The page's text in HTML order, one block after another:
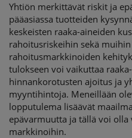
Yhtiön merkittävät riskit ja
pääasiassa tuotteiden
keskeisten raaka-aineiden
rahoitusriskeihin sekä
rahoitusmarkkinoiden
tulokseen voi vaikuttaa
hinnankorotusten ajoitus ja
myyntihintoja. Meneillään
lopputulema lisäävät
epävarmuutta ja tällä voi
markkinoihin.